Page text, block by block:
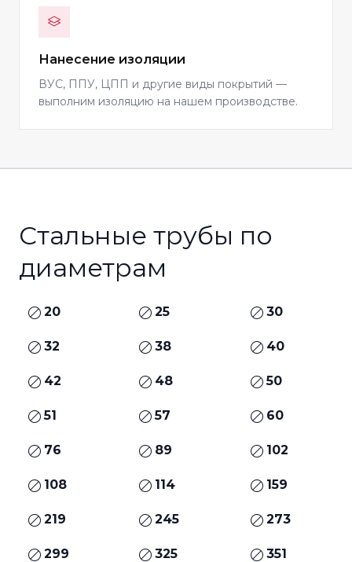
Нанесение изоляции
ВУС, ППУ, ЦПП и другие виды покрытий —
выполним изоляцию на нашем производстве.
Стальные трубы по
диаметрам
20 25 30
32 38 40
42 48 50
51 57 60
76 89 102
108 114 159
219 245 273
299 325 351